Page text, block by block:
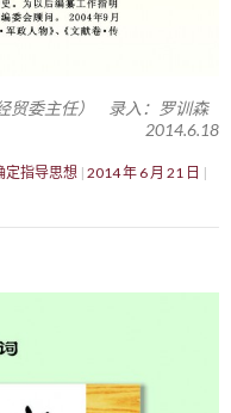
贸委主任） 录入：罗训森
2014.6.18
定指导思想 2014 年 6 月 21 日